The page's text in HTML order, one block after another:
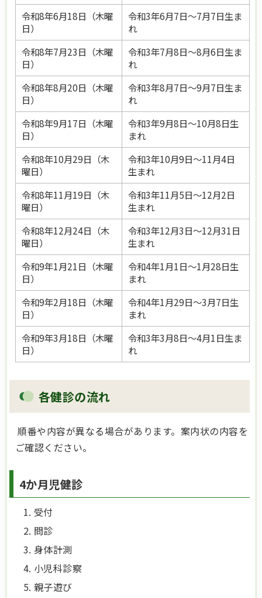
令和8年6月18日（木曜
日）
令和3年6月7日～7月7日生ま
れ
令和8年7月23日（木曜
日）
令和3年7月8日～8月6日生ま
れ
令和8年8月20日（木曜
日）
令和3年8月7日～9月7日生ま
れ
令和8年9月17日（木曜
日）
令和3年9月8日～10月8日生
まれ
令和8年10月29日（木
曜日）
令和3年10月9日～11月4日
生まれ
令和8年11月19日（木
曜日）
令和3年11月5日～12月2日
生まれ
令和8年12月24日（木
曜日）
令和3年12月3日～12月31日
生まれ
令和9年1月21日（木曜
日）
令和4年1月1日～1月28日生
まれ
令和9年2月18日（木曜
日）
令和4年1月29日～3月7日生
まれ
令和9年3月18日（木曜
日）
令和3年3月8日～4月1日生ま
れ
各健診の流れ
順番や内容が異なる場合があります。案内状の内容を
ご確認ください。
4か月児健診
受付
問診
身体計測
小児科診察
親子遊び